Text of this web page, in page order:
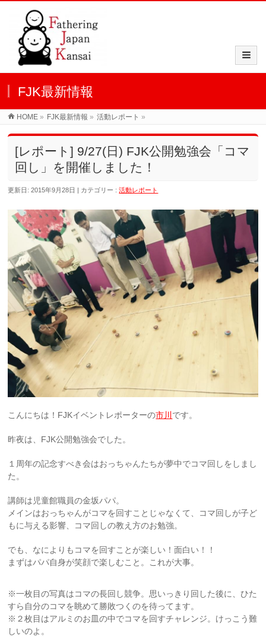
FJK最新情報
HOME » FJK最新情報 » 活動レポート »
[レポート] 9/27(日) FJK公開勉強会「コマ
回し」を開催しました！
更新日: 2015年9月28日 カテゴリー :活動レポート
こんにちは！FJKイベントレポーターの市川 です。
昨夜は、FJK公開勉強会でした。
１周年の記念すべき会はおっちゃんたちが夢中でコマ回しをしまし
た。
講師は児童館職員の金坂パパ。
メインはおっちゃんがコマを回すことじゃなくて、コマ回しが子ど
もに与える影響、コマ回しの教え方のお勉強。
でも、なによりもコマを回すことが楽しい！面白い！！
まずはパパ自身が笑顔で楽しむこと。これが大事。
※一枚目の写真はコマの長回し競争。思いっきり回した後に、ひた
すら自分のコマを眺めて勝敗つくのを待ってます。
※２枚目はアルミのお皿の中でコマを回すチャレンジ。けっこう難
しいのよ。